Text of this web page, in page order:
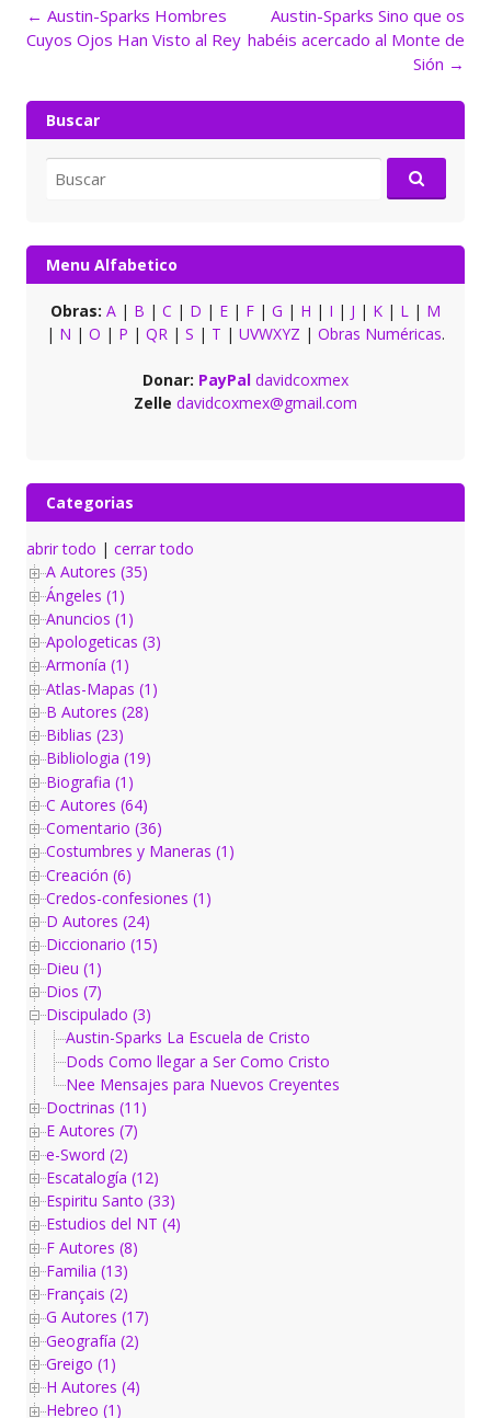
Navegación
de
← Austin-Sparks Hombres
Cuyos Ojos Han Visto al Rey
Austin-Sparks Sino que os
habéis acercado al Monte de
Sión →
Buscar
por:
Menu Alfabetico
Obras: A | B | C | D | E | F | G | H | I | J | K | L | M
| N | O | P | QR | S | T | UVWXYZ | Obras Numéricas.
Donar: PayPal davidcoxmex
Zelle davidcoxmex@gmail.com
Categorias
abrir todo | cerrar todo
A Autores (35)
Ángeles (1)
Anuncios (1)
Apologeticas (3)
Armonía (1)
Atlas-Mapas (1)
B Autores (28)
Biblias (23)
Bibliologia (19)
Biografia (1)
C Autores (64)
Comentario (36)
Costumbres y Maneras (1)
Creación (6)
Credos-confesiones (1)
D Autores (24)
Diccionario (15)
Dieu (1)
Dios (7)
Discipulado (3)
Austin-Sparks La Escuela de Cristo
Dods Como llegar a Ser Como Cristo
Nee Mensajes para Nuevos Creyentes
Doctrinas (11)
E Autores (7)
e-Sword (2)
Escatalogía (12)
Espiritu Santo (33)
Estudios del NT (4)
F Autores (8)
Familia (13)
Français (2)
G Autores (17)
Geografía (2)
Greigo (1)
H Autores (4)
Hebreo (1)